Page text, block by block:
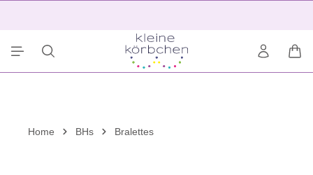
Home BHs Bralettes